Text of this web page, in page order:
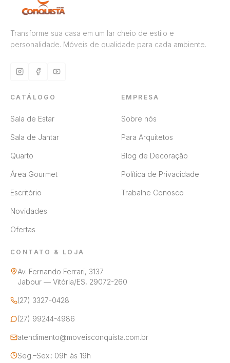
Transforme sua casa em um lar cheio de estilo e
personalidade. Móveis de qualidade para cada ambiente.
CATÁLOGO
Sala de Estar
Sala de Jantar
Quarto
Área Gourmet
Escritório
Novidades
Ofertas
EMPRESA
Sobre nós
Para Arquitetos
Blog de Decoração
Política de Privacidade
Trabalhe Conosco
CONTATO & LOJA
Av. Fernando Ferrari, 3137
Jabour — Vitória/ES, 29072-260
(27) 3327-0428
(27) 99244-4986
atendimento@moveisconquista.com.br
Seg.–Sex.: 09h às 19h